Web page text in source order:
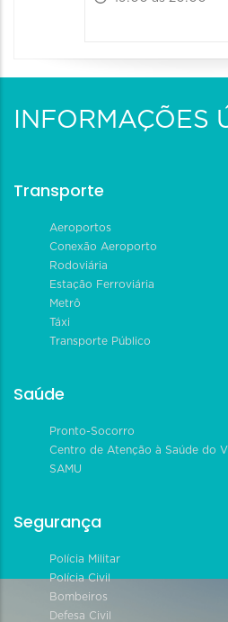
INFORMAÇÕES
Transporte
Aeroportos
Conexão Aeroporto
Rodoviária
Estação Ferroviária
Metrô
Táxi
Transporte Público
Saúde
Pronto-Socorro
Centro de Atenção à Saúde do
SAMU
Segurança
Polícia Militar
Polícia Civil
Bombeiros
Defesa Civil